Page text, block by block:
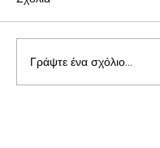
Γράψτε ένα σχόλιο...